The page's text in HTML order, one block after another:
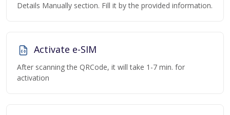
Details Manually section. Fill it by the provided information.
Activate e-SIM
After scanning the QRCode, it will take 1-7 min. for
activation